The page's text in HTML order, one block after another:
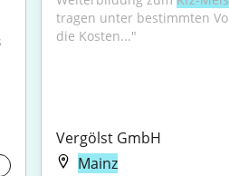
tragen unter bestimmten
die Kosten..."
Vergölst GmbH
Mainz